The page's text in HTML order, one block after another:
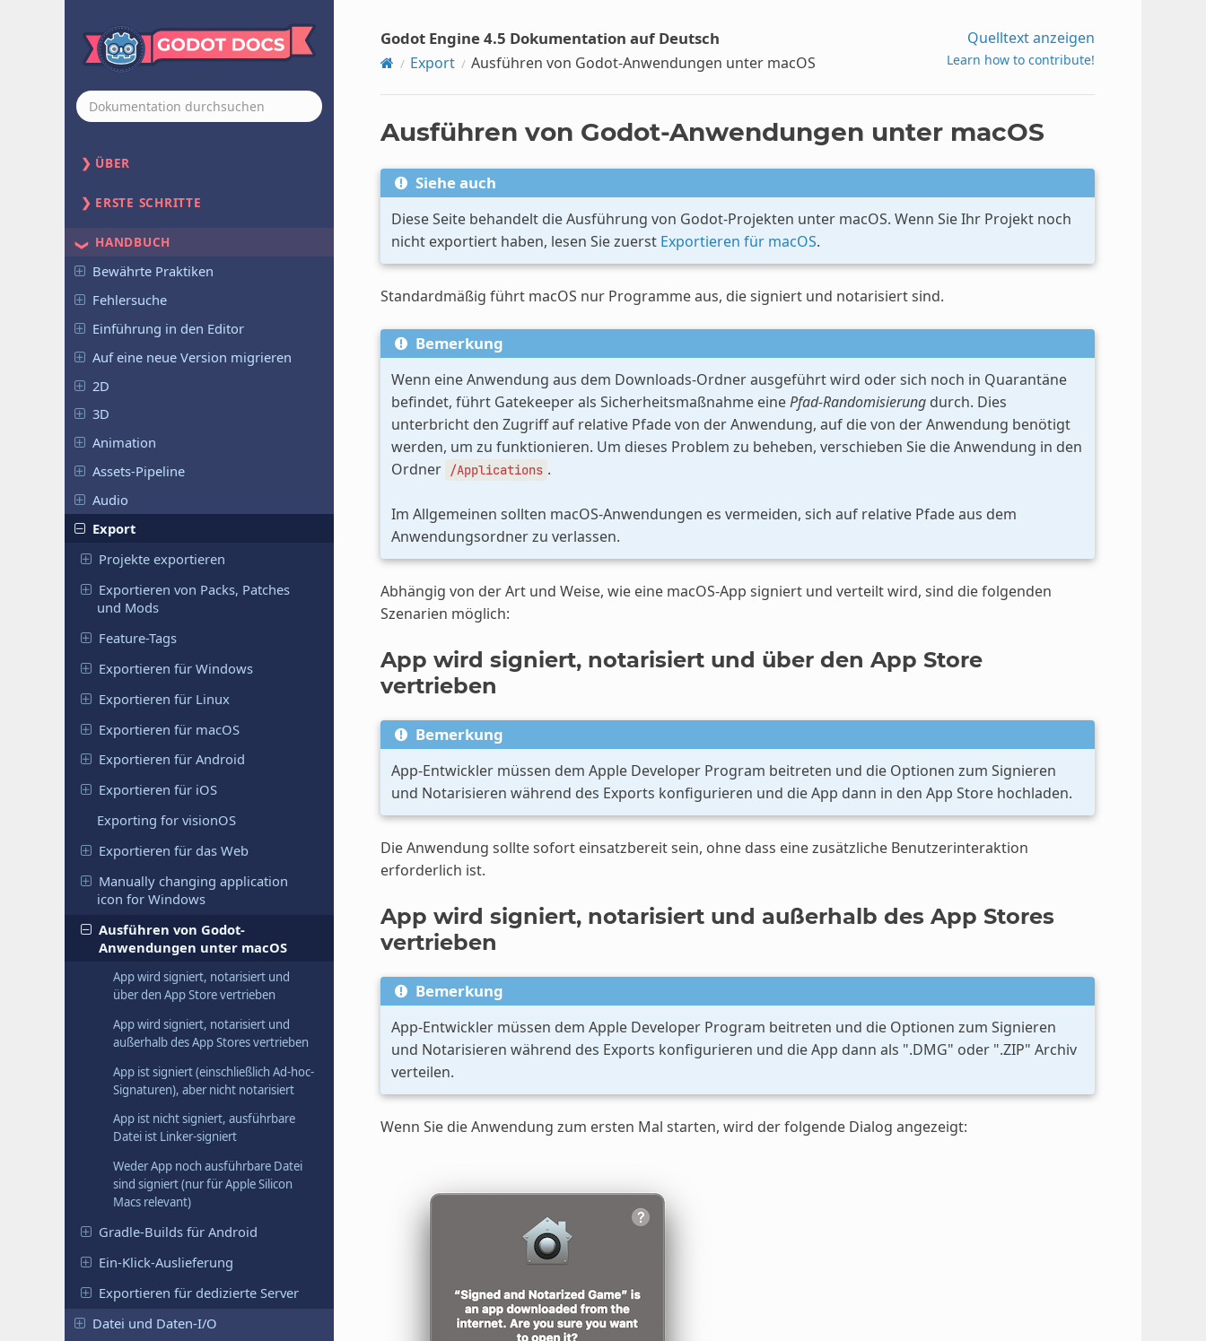
ÜBER
ERSTE SCHRITTE
HANDBUCH
Bewährte Praktiken
Fehlersuche
Einführung in den Editor
Auf eine neue Version migrieren
2D
3D
Animation
Assets-Pipeline
Audio
Export
Projekte exportieren
Exportieren von Packs, Patches
und Mods
Feature-Tags
Exportieren für Windows
Exportieren für Linux
Exportieren für macOS
Exportieren für Android
Exportieren für iOS
Exporting for visionOS
Exportieren für das Web
Manually changing application
icon for Windows
Ausführen von Godot-
Anwendungen unter macOS
App wird signiert, notarisiert und
über den App Store vertrieben
App wird signiert, notarisiert und
außerhalb des App Stores vertrieben
App ist signiert (einschließlich Ad-hoc-
Signaturen), aber nicht notarisiert
App ist nicht signiert, ausführbare
Datei ist Linker-signiert
Weder App noch ausführbare Datei
sind signiert (nur für Apple Silicon
Macs relevant)
Gradle-Builds für Android
Ein-Klick-Auslieferung
Exportieren für dedizierte Server
Datei und Daten-I/O
Godot Engine 4.5 Dokumentation auf Deutsch
Export Ausführen von Godot-Anwendungen unter macOS
Quelltext anzeigen
Learn how to contribute!
Ausführen von Godot-Anwendungen unter macOS
Siehe auch
Diese Seite behandelt die Ausführung von Godot-Projekten unter macOS. Wenn Sie Ihr Projekt noch
nicht exportiert haben, lesen Sie zuerst Exportieren für macOS.
Standardmäßig führt macOS nur Programme aus, die signiert und notarisiert sind.
Bemerkung
Wenn eine Anwendung aus dem Downloads-Ordner ausgeführt wird oder sich noch in Quarantäne
befindet, führt Gatekeeper als Sicherheitsmaßnahme einePfad-Randomisierungdurch. Dies
unterbricht den Zugriff auf relative Pfade von der Anwendung, auf die von der Anwendung benötigt
werden, um zu funktionieren. Um dieses Problem zu beheben, verschieben Sie die Anwendung in den
Ordner
/Applications .
Im Allgemeinen sollten macOS-Anwendungen es vermeiden, sich auf relative Pfade aus dem
Anwendungsordner zu verlassen.
Abhängig von der Art und Weise, wie eine macOS-App signiert und verteilt wird, sind die folgenden
Szenarien möglich:
App wird signiert, notarisiert und über den App Store
vertrieben
Bemerkung
App-Entwickler müssen dem Apple Developer Program beitreten und die Optionen zum Signieren
und Notarisieren während des Exports konfigurieren und die App dann in den App Store hochladen.
Die Anwendung sollte sofort einsatzbereit sein, ohne dass eine zusätzliche Benutzerinteraktion
erforderlich ist.
App wird signiert, notarisiert und außerhalb des App Stores
vertrieben
Bemerkung
App-Entwickler müssen dem Apple Developer Program beitreten und die Optionen zum Signieren
und Notarisieren während des Exports konfigurieren und die App dann als ".DMG" oder ".ZIP" Archiv
verteilen.
Wenn Sie die Anwendung zum ersten Mal starten, wird der folgende Dialog angezeigt: